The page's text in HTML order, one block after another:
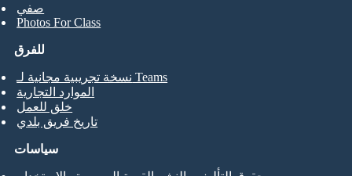
صفي
Photos For Class
للفرق
نسخة تجريبية مجانية لـ Teams
الموارد التجارية
خلق للعمل
تاريخ فريق بلدي
سياسات